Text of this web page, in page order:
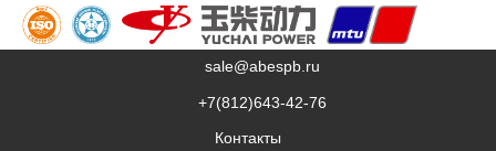
sale@abespb.ru
+7(812)643-42-76
Контакты